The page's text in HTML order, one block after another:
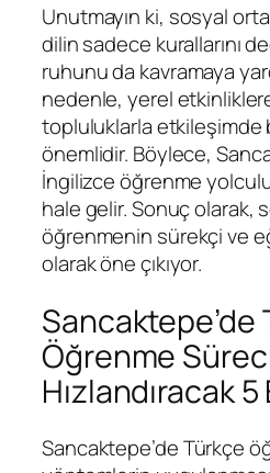
Unutmayın ki, sosyal
dilin sadece kurallarını
ruhunu da kavramaya
nedenle, yerel
topluluklarla etkileşimde
önemlidir. Böylece,
İngilizce öğrenme
hale gelir. Sonuç olarak,
öğrenmenin sürekçi ve
olarak öne çıkıyor.
Sancaktepe’de
Öğrenme
Hızlandıracak
Sancaktepe’de Türkçe